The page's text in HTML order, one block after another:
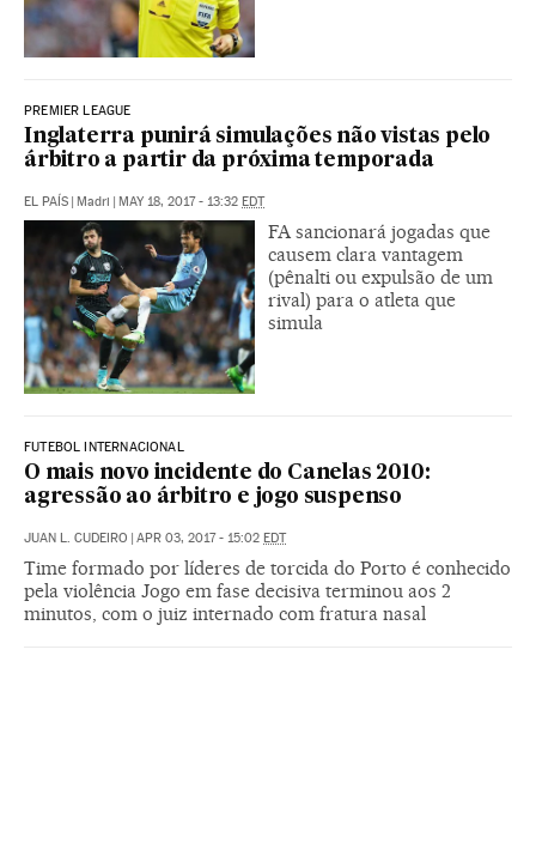
PREMIER LEAGUE
Inglaterra punirá simulações não vistas pelo
árbitro a partir da próxima temporada
EL PAÍS | Madri | MAY 18, 2017 - 13:32 EDT
FA sancionará jogadas que
causem clara vantagem
(pênalti ou expulsão de um
rival) para o atleta que
simula
FUTEBOL INTERNACIONAL
O mais novo incidente do Canelas 2010:
agressão ao árbitro e jogo suspenso
JUAN L. CUDEIRO | APR 03, 2017 - 15:02 EDT
Time formado por líderes de torcida do Porto é conhecido
pela violência Jogo em fase decisiva terminou aos 2
minutos, com o juiz internado com fratura nasal